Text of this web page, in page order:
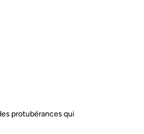
protubérances qui